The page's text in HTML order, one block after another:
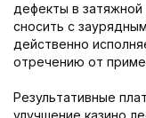
дефекты в
сносить с
действенно
отречению от
Результативные
улучшение казино